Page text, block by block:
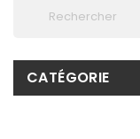
CATÉGORIE